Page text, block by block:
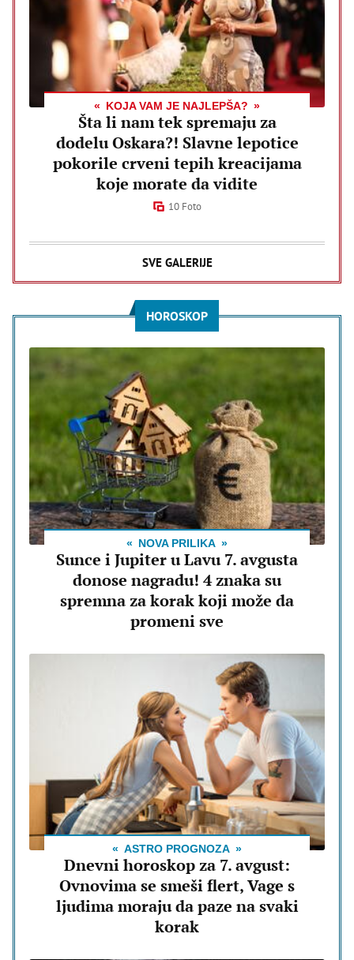
KOJA VAM JE NAJLEPŠA?
Šta li nam tek spremaju za
dodelu Oskara?! Slavne lepotice
pokorile crveni tepih kreacijama
koje morate da vidite
10 Foto
SVE GALERIJE
HOROSKOP
NOVA PRILIKA
Sunce i Jupiter u Lavu 7. avgusta
donose nagradu! 4 znaka su
spremna za korak koji može da
promeni sve
ASTRO PROGNOZA
Dnevni horoskop za 7. avgust:
Ovnovima se smeši flert, Vage s
ljudima moraju da paze na svaki
korak